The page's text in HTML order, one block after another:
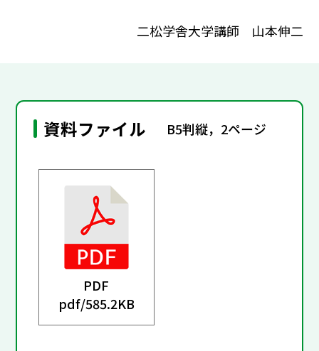
二松学舎大学講師 山本伸二
資料ファイル B5判縦，2ページ
PDF
pdf/585.2KB